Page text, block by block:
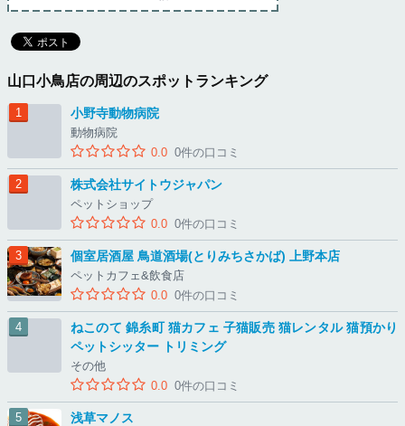
山口小鳥店の周辺のスポットランキング
小野寺動物病院
動物病院
0.0 0件の口コミ
株式会社サイトウジャパン
ペットショップ
0.0 0件の口コミ
個室居酒屋 鳥道酒場(とりみちさかば) 上野本店
ペットカフェ&飲食店
0.0 0件の口コミ
ねこのて 錦糸町 猫カフェ 子猫販売 猫レンタル 猫預かり
ペットシッター トリミング
その他
0.0 0件の口コミ
浅草マノス